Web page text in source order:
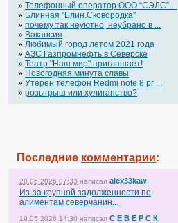
» Телефонный оператор OOO “СЭЛС” ...
» Блинная "Блин.Сковородка"
» почему так неуютно, неубрано в ...
» Вакансия
» Любимый город летом 2021 года
» АЗС Газпромнефть в Северске
» Театр "Наш мир" приглашает!
» Новогодняя минута славы
» Утерен телефон Redmi note 8 pr ...
» розыгрыш или хулиганство?
Последние комментарии:
20.06.2026 07:33 написал alex33kaw
Из-за крупной задолженности по
алиментам северчанин...
19.05.2026 14:30 написал С Е В Е Р С К